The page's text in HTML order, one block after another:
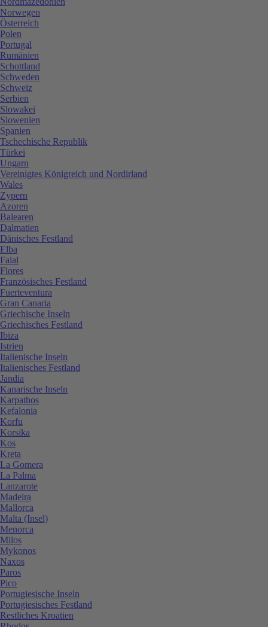
Norwegen
Österreich
Polen
Portugal
Rumänien
Schottland
Schweden
Schweiz
Serbien
Slowakei
Slowenien
Spanien
Tschechische Republik
Türkei
Ungarn
Vereinigtes Königreich und Nordirland
Wales
Zypern
Azoren
Balearen
Dalmatien
Dänisches Festland
Elba
Faial
Flores
Französisches Festland
Fuerteventura
Gran Canaria
Griechische Inseln
Griechisches Festland
Ibiza
Istrien
Italienische Inseln
Italienisches Festland
Jandia
Kanarische Inseln
Karpathos
Kefalonia
Korfu
Korsika
Kos
Kreta
La Gomera
La Palma
Lanzarote
Madeira
Mallorca
Malta (Insel)
Menorca
Milos
Mykonos
Naxos
Paros
Pico
Portugiesische Inseln
Portugiesisches Festland
Restliches Kroatien